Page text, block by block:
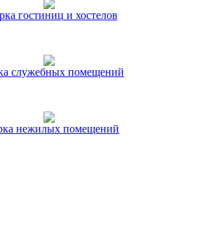
гостиниц и хостелов
служебных помещений
нежилых помещений